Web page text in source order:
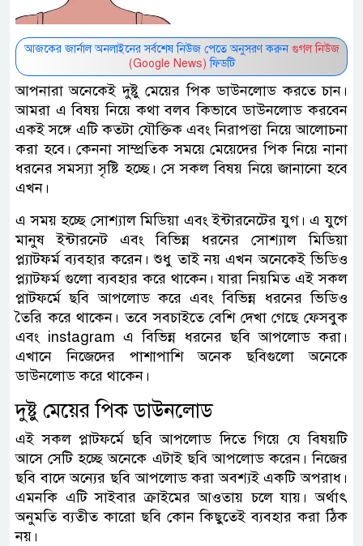
আজকের জার্নাল অনলাইনের সর্বশেষ নিউজ পেতে অনুসরণ করুন গুগল নিউজ
(Google News) ফিডটি
আপনারা অনেকেই দুষ্টু মেয়ের পিক ডাউনলোড করতে চান।
আমরা এ বিষয় নিয়ে কথা বলব কিভাবে ডাউনলোড করবেন
একই সঙ্গে এটি কতটা যৌক্তিক এবং নিরাপত্তা নিয়ে আলোচনা
করা হবে। কেননা সাম্প্রতিক সময়ে মেয়েদের পিক নিয়ে নানা
ধরনের সমস্যা সৃষ্টি হচ্ছে। সে সকল বিষয় নিয়ে জানানো হবে
এখন।
এ সময় হচ্ছে সোশ্যাল মিডিয়া এবং ইন্টারনেটের যুগ। এ যুগে
মানুষ ইন্টারনেট এবং বিভিন্ন ধরনের সোশ্যাল মিডিয়া
প্ল্যাটফর্ম ব্যবহার করেন। শুধু তাই নয় এখন অনেকেই ভিডিও
প্ল্যাটফর্ম গুলো ব্যবহার করে থাকেন। যারা নিয়মিত এই সকল
প্লাটফর্মে ছবি আপলোড করে এবং বিভিন্ন ধরনের ভিডিও
তৈরি করে থাকেন। তবে সবচাইতে বেশি দেখা গেছে ফেসবুক
এবং instagram এ বিভিন্ন ধরনের ছবি আপলোড করা।
এখানে নিজেদের পাশাপাশি অনেক ছবিগুলো অনেকে
ডাউনলোড করে থাকেন।
দুষ্টু মেয়ের পিক ডাউনলোড
এই সকল প্লাটফর্মে ছবি আপলোড দিতে গিয়ে যে বিষয়টি
আসে সেটি হচ্ছে অনেকে এটাই ছবি আপলোড করেন। নিজের
ছবি বাদে অন্যের ছবি আপলোড করা অবশ্যই একটি অপরাধ।
এমনকি এটি সাইবার ক্রাইমের আওতায় চলে যায়। অর্থাৎ
অনুমতি ব্যতীত কারো ছবি কোন কিছুতেই ব্যবহার করা ঠিক
নয়।